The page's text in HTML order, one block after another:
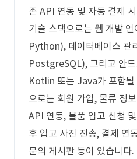
존 API 연동 및 자동 결제
기술 스택으로는 웹 개발
Python), 데이터베이스 관
PostgreSQL), 그리고 안
Kotlin 또는 Java가 포함될
으로는 회원 가입, 물류 정
API 연동, 물품 입고 신청
후 입고 사진 전송, 결제 연
문의 게시판 등이 있습니다